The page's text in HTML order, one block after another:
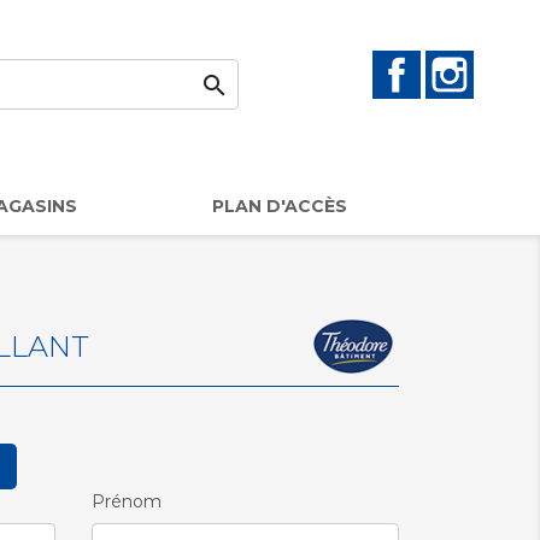

Facebook
PLAN D'ACCÈS
Prénom